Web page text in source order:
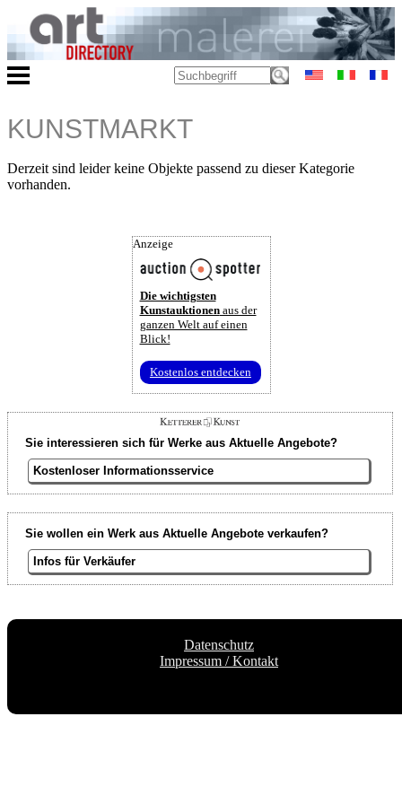
KUNSTMARKT
Derzeit sind leider keine Objekte passend zu dieser Kategorie
vorhanden.
Anzeige
Die wichtigsten
Kunstauktionenaus der
ganzen Welt auf einen
Blick!
Kostenlos entdecken
Sie interessieren sich für Werke aus Aktuelle Angebote?
Kostenloser Informationsservice
Sie wollen ein Werk aus Aktuelle Angebote verkaufen?
Infos für Verkäufer
Datenschutz
Impressum / Kontakt